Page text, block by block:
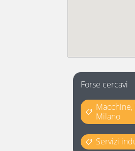
Forse cercavi
Milano
Servizi